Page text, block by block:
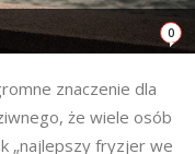
0
znaczenie dla
że wiele osób
„najlepszy fryzjer we